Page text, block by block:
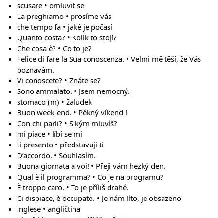
scusare • omluvit se
La preghiamo • prosíme vás
che tempo fa • jaké je počasí
Quanto costa? • Kolik to stojí?
Che cosa è? • Co to je?
Felice di fare la Sua conoscenza. • Velmi mě těší, že Vás
poznávám.
Vi conoscete? • Znáte se?
Sono ammalato. • Jsem nemocný.
stomaco (m) • žaludek
Buon week-end. • Pěkný víkend !
Con chi parli? • S kým mluvíš?
mi piace • líbí se mi
ti presento • představuji ti
D’accordo. • Souhlasím.
Buona giornata a voi! • Přeji vám hezký den.
Qual è il programma? • Co je na programu?
È troppo caro. • To je příliš drahé.
Ci dispiace, è occupato. • Je nám líto, je obsazeno.
inglese • angličtina